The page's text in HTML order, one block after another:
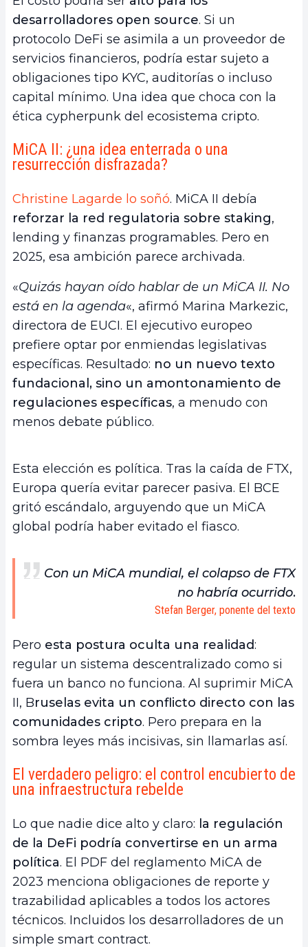
desarrolladores open source. Si un
protocolo DeFi se asimila a un proveedor de
servicios financieros, podría estar sujeto a
obligaciones tipo KYC, auditorías o incluso
capital mínimo. Una idea que choca con la
ética cypherpunk del ecosistema cripto.
MiCA II: ¿una idea enterrada o una
resurrección disfrazada?
Christine Lagarde lo soñó. MiCA II debía
reforzar la red regulatoria sobre staking,
lending y finanzas programables. Pero en
2025, esa ambición parece archivada.
«Quizás hayan oído hablar de un MiCA II. No
está en la agenda«, afirmó Marina Markezic,
directora de EUCI. El ejecutivo europeo
prefiere optar por enmiendas legislativas
específicas. Resultado: no un nuevo texto
fundacional, sino un amontonamiento de
regulaciones específicas, a menudo con
menos debate público.
Esta elección es política. Tras la caída de FTX,
Europa quería evitar parecer pasiva. El BCE
gritó escándalo, arguyendo que un MiCA
global podría haber evitado el fiasco.
Con un MiCA mundial, el colapso de FTX
no habría ocurrido.
Stefan Berger, ponente del texto
Pero esta postura oculta una realidad:
regular un sistema descentralizado como si
fuera un banco no funciona. Al suprimir MiCA
II, Bruselas evita un conflicto directo con las
comunidades cripto. Pero prepara en la
sombra leyes más incisivas, sin llamarlas así.
El verdadero peligro: el control encubierto de
una infraestructura rebelde
Lo que nadie dice alto y claro: la regulación
de la DeFi podría convertirse en un arma
política. El PDF del reglamento MiCA de
2023 menciona obligaciones de reporte y
trazabilidad aplicables a todos los actores
técnicos. Incluidos los desarrolladores de un
simple smart contract.